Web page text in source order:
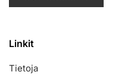
Linkit
Tietoja